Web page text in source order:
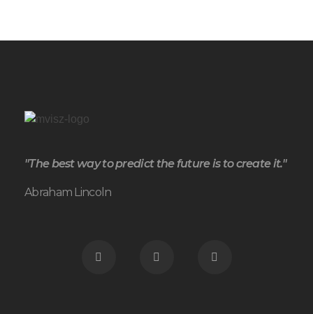
"The best way to predict the future is to create it."
Abraham Lincoln